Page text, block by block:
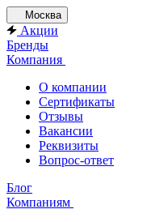
Москва
Акции
Бренды
Компания
О компании
Сертификаты
Отзывы
Вакансии
Реквизиты
Вопрос-ответ
Блог
Компаниям